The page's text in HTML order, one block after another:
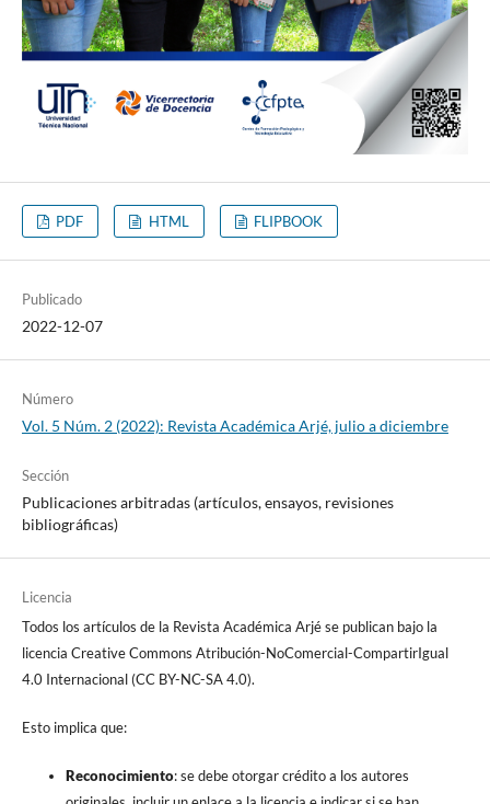
PDF HTML FLIPBOOK
Publicado
2022-12-07
Número
Vol. 5 Núm. 2 (2022): Revista Académica Arjé, julio a diciembre
Sección
Publicaciones arbitradas (artículos, ensayos, revisiones
bibliográficas)
Licencia
Todos los artículos de la Revista Académica Arjé se publican bajo la
licencia Creative Commons Atribución-NoComercial-CompartirIgual
4.0 Internacional (CC BY-NC-SA 4.0).
Esto implica que:
Reconocimiento: se debe otorgar crédito a los autores